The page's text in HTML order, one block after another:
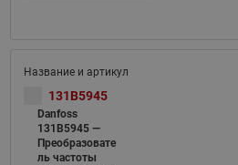
131B5945
Danfoss
131B5945 —
Преобразовате
ль частоты